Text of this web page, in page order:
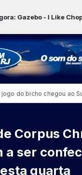
Gazebo - I Like Chopin
do bicho chegou ao
Corpus
a ser
quarta